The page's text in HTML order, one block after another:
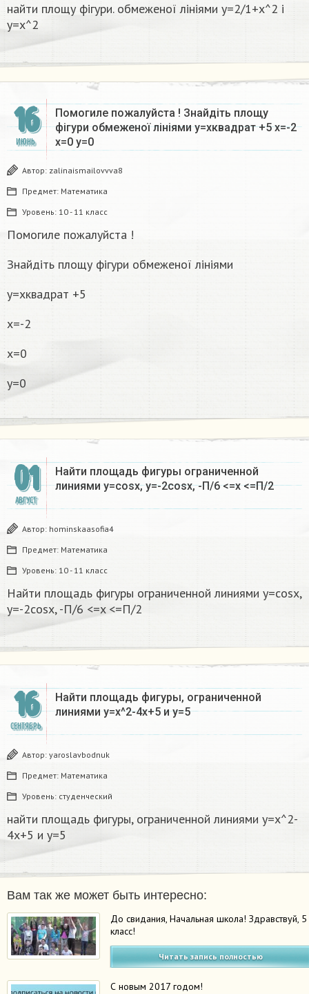
найти площу фігури. обмеженої лініями y=2/1+x^2 і
у=х^2
16
ИЮНЬ
Помогиле пожалуйста ! Знайдіть площу
фігури обмеженої лініями y=xквадрат +5 x=-2
x=0 y=0
Автор: zalinaismailovvva8
Предмет: Математика
Уровень: 10 - 11 класс
Помогиле пожалуйста !
Знайдіть площу фігури обмеженої лініями
y=xквадрат +5
x=-2
x=0
y=0
01
АВГУСТ
Найти площадь фигуры ограниченной
линиями y=cosx, y=-2cosx, -П/6 <=x <=П/2
Автор: hominskaasofia4
Предмет: Математика
Уровень: 10 - 11 класс
Найти площадь фигуры ограниченной линиями y=cosx,
y=-2cosx, -П/6 <=x <=П/2
16
СЕНТЯБРЬ
Найти площадь фигуры, ограниченной
линиями у=x^2-4x+5 и y=5
Автор: yaroslavbodnuk
Предмет: Математика
Уровень: студенческий
найти площадь фигуры, ограниченной линиями у=x^2-
4x+5 и y=5
Вам так же может быть интересно:
До свидания, Начальная школа! Здравствуй, 5
класс!
Читать запись полностью
С новым 2017 годом!